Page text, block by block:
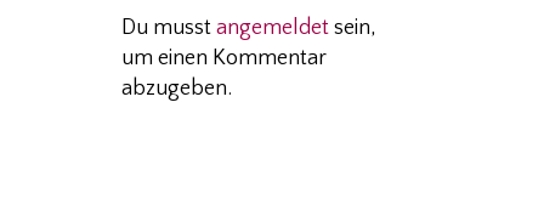
Du musst angemeldet sein,
um einen Kommentar
abzugeben.